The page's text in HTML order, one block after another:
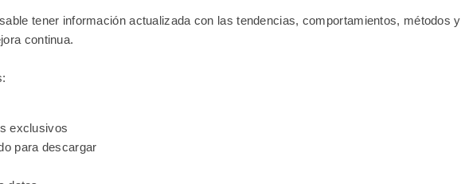
tener información actualizada con las tendencias, comportamientos, métodos y
continua.
exclusivos
para descargar